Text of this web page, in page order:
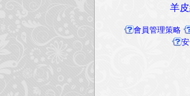
羊
會員管理策略